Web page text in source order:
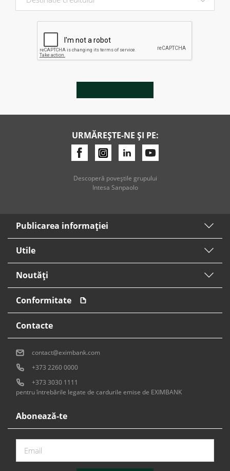
URMĂREȘTE-NE ȘI PE:
Descoperă poveştile grupului
Intesa Sanpaolo
Publicarea informaţiei
Utile
Noutăți
Conformitate
Abonează-te
Contacte
contact@eximbank.com
+373 2260 0000
+373 3030 1111
pentru întrebările legate de cardurile emise de EXIMBANK